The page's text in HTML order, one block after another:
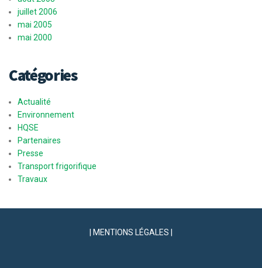
juillet 2006
mai 2005
mai 2000
Catégories
Actualité
Environnement
HQSE
Partenaires
Presse
Transport frigorifique
Travaux
| MENTIONS LÉGALES |